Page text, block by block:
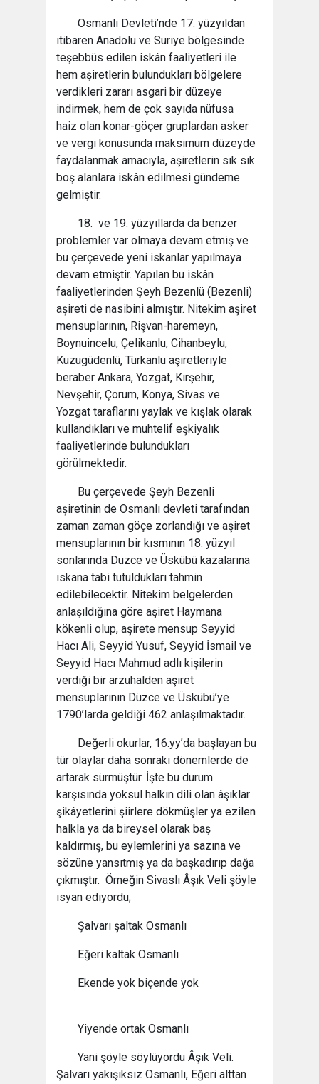
Osmanlı Devleti’nde 17. yüzyıldan
itibaren Anadolu ve Suriye bölgesinde
teşebbüs edilen iskân faaliyetleri ile
hem aşiretlerin bulundukları bölgelere
verdikleri zararı asgari bir düzeye
indirmek, hem de çok sayıda nüfusa
haiz olan konar-göçer gruplardan asker
ve vergi konusunda maksimum düzeyde
faydalanmak amacıyla, aşiretlerin sık sık
boş alanlara iskân edilmesi gündeme
gelmiştir.
18. ve 19. yüzyıllarda da benzer
problemler var olmaya devam etmiş ve
bu çerçevede yeni iskanlar yapılmaya
devam etmiştir. Yapılan bu iskân
faaliyetlerinden Şeyh Bezenlü (Bezenli)
aşireti de nasibini almıştır. Nitekim aşiret
mensuplarının, Rişvan-haremeyn,
Boynuincelu, Çelikanlu, Cihanbeylu,
Kuzugüdenlü, Türkanlu aşiretleriyle
beraber Ankara, Yozgat, Kırşehir,
Nevşehir, Çorum, Konya, Sivas ve
Yozgat taraflarını yaylak ve kışlak olarak
kullandıkları ve muhtelif eşkiyalık
faaliyetlerinde bulundukları
görülmektedir.
Bu çerçevede Şeyh Bezenli
aşiretinin de Osmanlı devleti tarafından
zaman zaman göçe zorlandığı ve aşiret
mensuplarının bir kısmının 18. yüzyıl
sonlarında Düzce ve Üskübü kazalarına
iskana tabi tutuldukları tahmin
edilebilecektir. Nitekim belgelerden
anlaşıldığına göre aşiret Haymana
kökenli olup, aşirete mensup Seyyid
Hacı Ali, Seyyid Yusuf, Seyyid İsmail ve
Seyyid Hacı Mahmud adlı kişilerin
verdiği bir arzuhalden aşiret
mensuplarının Düzce ve Üskübü’ye
1790’larda geldiği 462 anlaşılmaktadır.
Değerli okurlar, 16.yy’da başlayan bu
tür olaylar daha sonraki dönemlerde de
artarak sürmüştür. İşte bu durum
karşısında yoksul halkın dili olan âşıklar
şikâyetlerini şiirlere dökmüşler ya ezilen
halkla ya da bireysel olarak baş
kaldırmış, bu eylemlerini ya sazına ve
sözüne yansıtmış ya da başkadırıp dağa
çıkmıştır. Örneğin Sivaslı Âşık Veli şöyle
isyan ediyordu;
Şalvarı şaltak Osmanlı
Eğeri kaltak Osmanlı
Ekende yok biçende yok
Yiyende ortak Osmanlı
Yani şöyle söylüyordu Âşık Veli.
Şalvarı yakışıksız Osmanlı, Eğeri alttan